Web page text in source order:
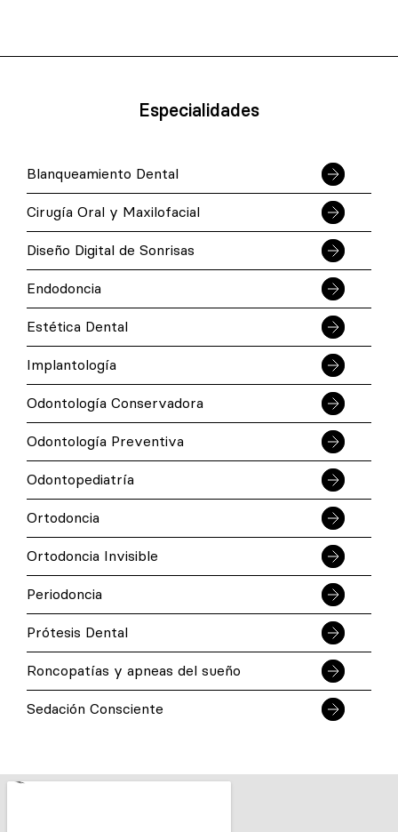
Especialidades
Blanqueamiento Dental
Cirugía Oral y Maxilofacial
Diseño Digital de Sonrisas
Endodoncia
Estética Dental
Implantología
Odontología Conservadora
Odontología Preventiva
Odontopediatría
Ortodoncia
Ortodoncia Invisible
Periodoncia
Prótesis Dental
Roncopatías y apneas del sueño
Sedación Consciente